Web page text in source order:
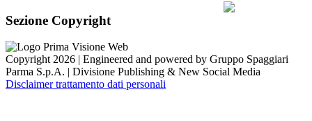
Sezione Copyright
Copyright 2026 | Engineered and powered by Gruppo Spaggiari
Parma S.p.A. | Divisione Publishing & New Social Media
Disclaimer trattamento dati personali